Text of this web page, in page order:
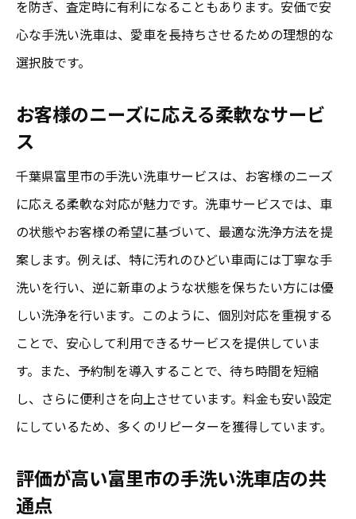
富里市の洗車店が誇る高い技術力
お客様の満足度を追求するサービス
車の隅々まで行き届いたケア
富里市で人気の手洗い洗車が提供する安心と安
さのバランス
富里市で求められる洗車サービスの条件
安心感と価格の両立を実現する理由
お客様に選ばれる富里市の優良洗車店
手洗い洗車が支持されるコストパフォーマ
ンス
地域に密着した親しみやすいサービス
を防ぎ、査定時に有利になることもあります。安価で安
心な手洗い洗車は、愛車を長持ちさせるための理想的な
選択肢です。
お客様のニーズに応える柔軟なサービ
ス
千葉県富里市の手洗い洗車サービスは、お客様のニーズ
に応える柔軟な対応が魅力です。洗車サービスでは、車
の状態やお客様の希望に基づいて、最適な洗浄方法を提
案します。例えば、特に汚れのひどい車両には丁寧な手
洗いを行い、逆に新車のような状態を保ちたい方には優
しい洗浄を行います。このように、個別対応を重視する
ことで、安心して利用できるサービスを提供していま
す。また、予約制を導入することで、待ち時間を短縮
し、さらに便利さを向上させています。料金も安い設定
にしているため、多くのリピーターを獲得しています。
評価が高い富里市の手洗い洗車店の共
通点